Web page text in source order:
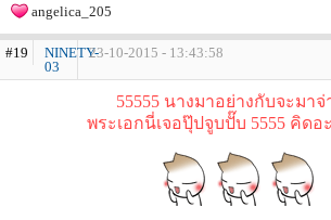
angelica_205
#19
NINETY-
03
23-10-2015 - 13:43:58
55555 นางมาอย่างกับจะมาจ่
พระเอกนี่เจอปุ๊ปจูบปั๊บ 5555 คิดอ